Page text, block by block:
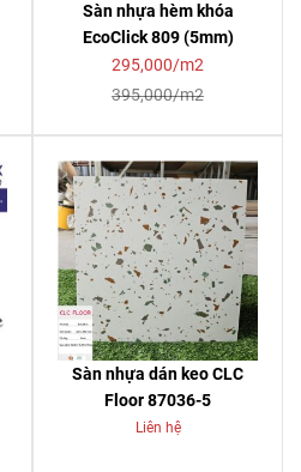
Sàn nhựa hèm khóa
EcoClick 809 (5mm)
295,000/m2
395,000/m2
Sàn nhựa dán keo CLC
Floor 87036-5
Liên hệ